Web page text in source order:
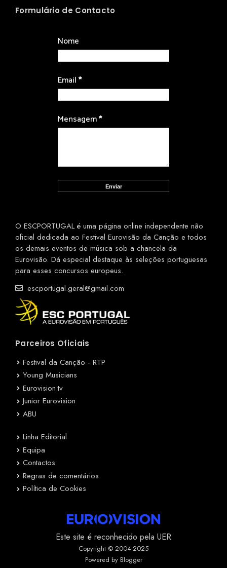
Formulário de Contacto
Nome
Email*
Mensagem*
O ESCPORTUGAL é uma página online independente não
oficial dedicada ao Festival Eurovisão da Canção e todos
os demais eventos de música sob a chancela da
Eurovisão. Dá especial destaque às seleções portuguesas
para esses concursos europeus.
escportugal.geral@gmail.com
Parceiros Oficiais
Festival da Canção - RTP
Young Musicians
Eurovision.tv
Junior Eurovision
ABU
Linha Editorial
Equipa
Contactos
Regras de comentários
Política de Cookies
Este site é reconhecido pela UER
Copyright © 2004-2025
Powered by Blogger